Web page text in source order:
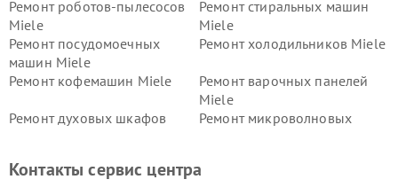
Ремонт роботов-пылесосов
Miele
Ремонт стиральных машин
Miele
Ремонт посудомоечных
машин Miele
Ремонт холодильников Miele
Ремонт кофемашин Miele
Ремонт варочных панелей
Miele
Ремонт духовых шкафов
Ремонт микроволновых
Miele
Контакты сервис центра